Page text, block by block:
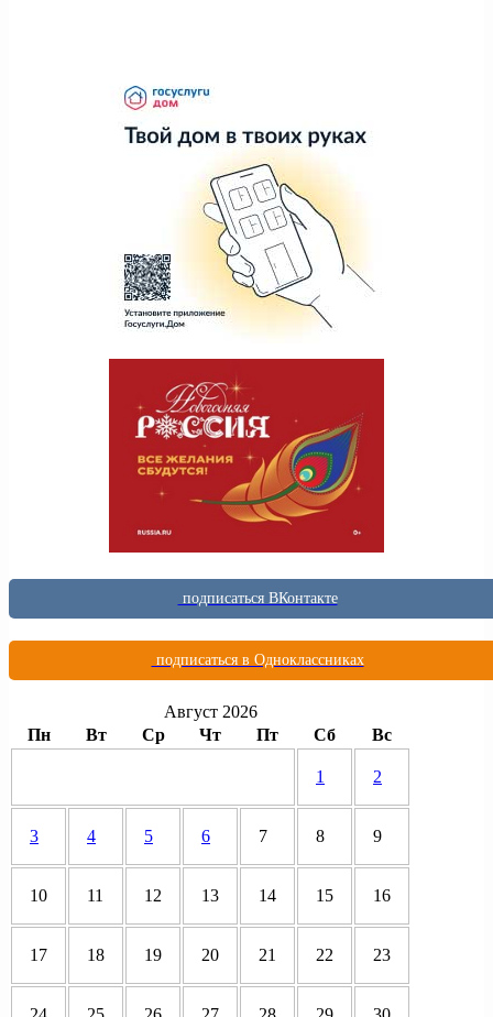
подписаться ВКонтакте
подписаться в Одноклассниках
Август 2026
Пн
Вт Ср Чт Пт Сб Вс
1 2
3 4 5 6 7 8 9
10 11 12 13 14 15 16
17 18 19 20 21 22 23